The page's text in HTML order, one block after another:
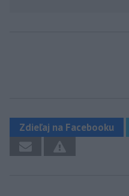
Zdieľaj na Facebooku